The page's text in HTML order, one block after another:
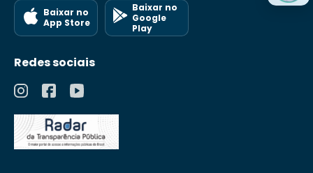
Baixar no
App Store
Baixar no
Google
Play
Redes sociais